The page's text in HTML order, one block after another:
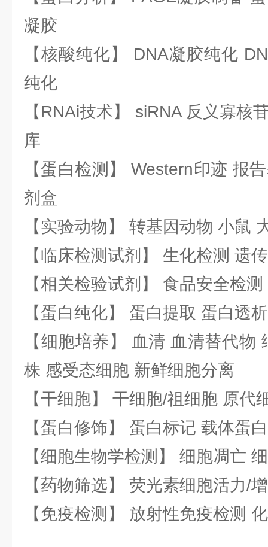
凝胶
【核酸纯化】 DNA凝胶纯化
纯化
【RNAi技术】 siRNA 反义寡核
库
【蛋白检测】 Western印迹 报
剂盒
【实验动物】 转基因动物 小鼠
【临床检测试剂】 生化检测 遗
【相关检验试剂】 食品安全检
【蛋白纯化】 蛋白提取 蛋白透
【细胞培养】 血清 血清替代物
株 感受态细胞 新鲜细胞分离
【干细胞】 干细胞/祖细胞 原代
【蛋白修饰】 蛋白标记 载体蛋
【细胞生物学检测】 细胞凋亡
【药物筛选】 荧光素细胞活力/
【免疫检测】 放射性免疫检测